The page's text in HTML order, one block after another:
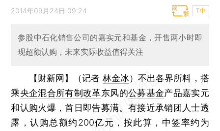
2014年09月24日 09:24 T中
参股中石化销售公司的嘉实元和基金，开售两小时即
现超额认购，未来实际收益值得关注
【财新网】（记者 林金冰） 不出各界所料，搭
乘央企混合所有制改革东风的公募基金产品嘉实元
和认购火爆，首日即告募满。有接近承销团人士透
露，认购总额约200亿元，按此算，中签率约为